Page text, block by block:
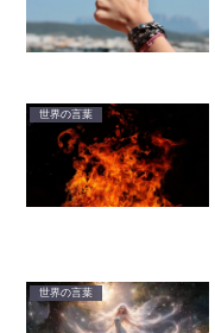
世界の言葉
世界の言葉